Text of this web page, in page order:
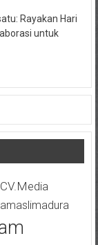
Rayakan Hari
untuk
CV.Media